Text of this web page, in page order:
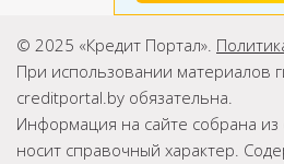
© 2025 «Кредит Портал».
При использовании материалов
creditportal.by обязательна.
Информация на сайте собрана из
носит справочный характер.